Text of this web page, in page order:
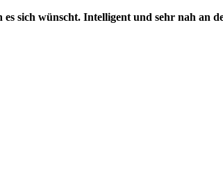
sich wünscht. Intelligent und sehr nah an